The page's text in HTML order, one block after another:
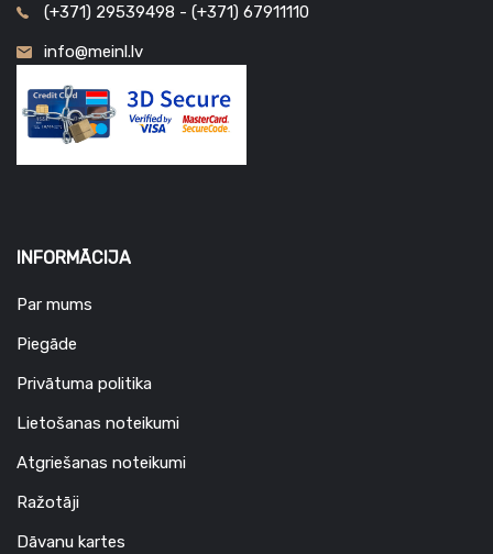
(+371) 29539498 - (+371) 67911110
info@meinl.lv
INFORMĀCIJA
Par mums
Piegāde
Privātuma politika
Lietošanas noteikumi
Atgriešanas noteikumi
Ražotāji
Dāvanu kartes